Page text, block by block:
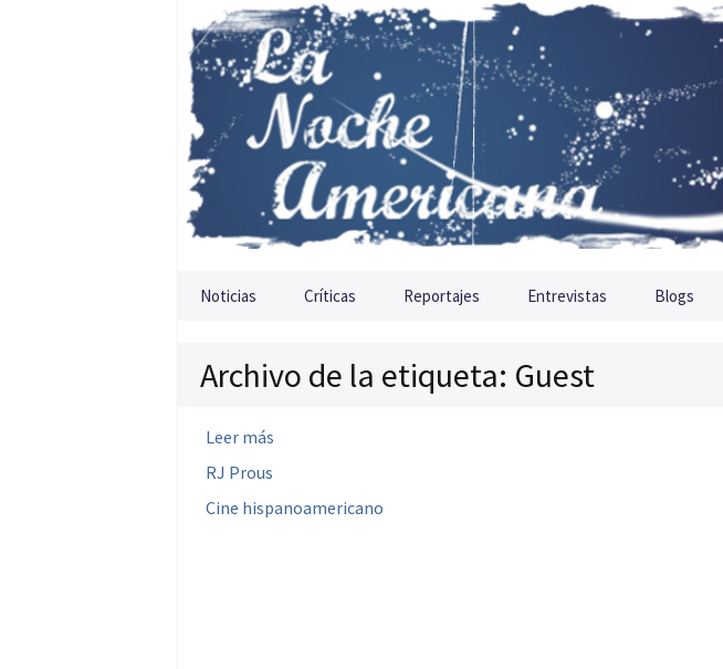
Saltar al contenido
Noticias Críticas Reportajes Entrevistas Blogs
Archivo de la etiqueta: Guest
Leer más
RJ Prous
Cine hispanoamericano